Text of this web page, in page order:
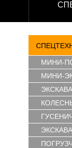
МИНИ-
МИНИ-